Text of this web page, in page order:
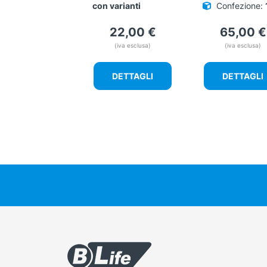
con varianti
22,00 €
(iva esclusa)
DETTAGLI
Confezione:
65,00 €
(iva esclusa)
DETTAGLI